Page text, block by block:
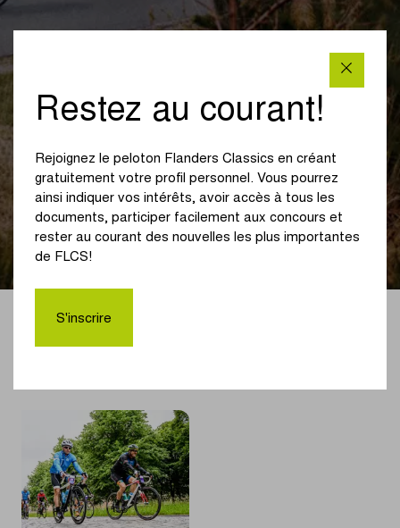
NOUVELLES
Sortez vos jambes de
sprinteurs pour le
Scheldeprijs cyclo !
Restez au courant!
Rejoignez le peloton Flanders Classics en créant
gratuitement votre profil personnel. Vous pourrez
ainsi indiquer vos intérêts, avoir accès à tous les
documents, participer facilement aux concours et
rester au courant des nouvelles les plus importantes
de FLCS!
S'inscrire